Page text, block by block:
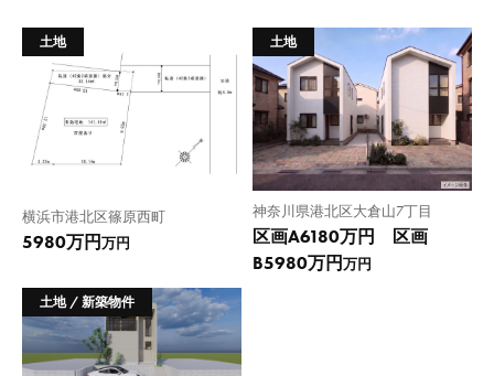
土地
5980万円万円
横浜市港北区篠原西町
土地
区画A6180万円 区画
B5980万円万円
神奈川県港北区大倉山7丁目
土地 / 新築物件